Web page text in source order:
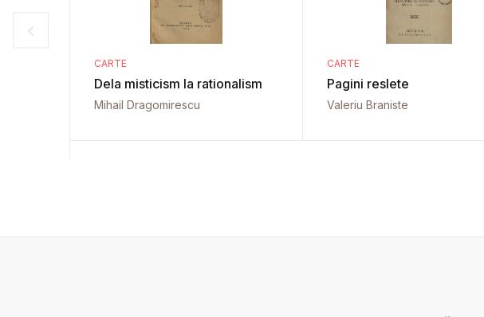
CARTE
Dela misticism la rationalism
Mihail Dragomirescu
CARTE
Pagini reslete
Valeriu Braniste